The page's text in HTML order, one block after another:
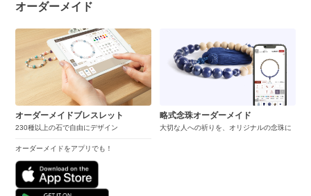
オーダーメイド
オーダーメイドブレスレット
230種以上の石で自由にデザイン
オーダーメイドをアプリでも！
略式念珠オーダーメイド
大切な人への祈りを、オリジナルの念珠に